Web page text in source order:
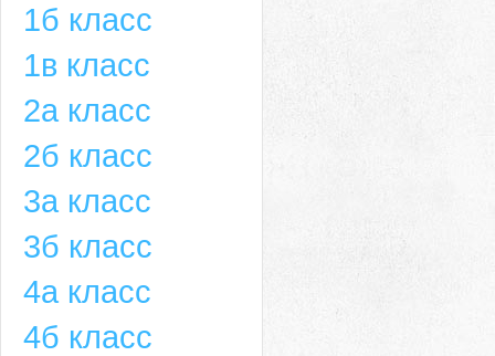
1б класс
1в класс
2а класс
2б класс
3а класс
3б класс
4а класс
4б класс